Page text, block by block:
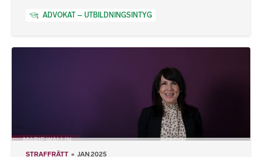
ADVOKAT – UTBILDNINGSINTYG
STRAFFRÄTT JAN 2025